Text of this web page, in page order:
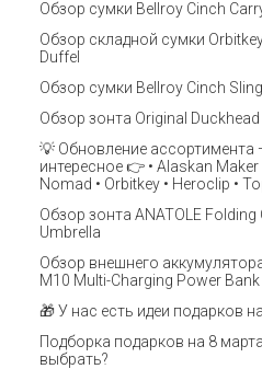
Обзор сумки Bellroy Cinch
Обзор складной сумки
Duffel
Обзор сумки Bellroy Cinch Sling
Обзор зонта Original Duckhead
💡 Обновление ассортимента
интересное 👉 • Alaskan Maker
Nomad • Orbitkey • Heroclip •
Обзор зонта ANATOLE
Umbrella
Обзор внешнего
M10 Multi-Charging Power Bank
🎁 У нас есть идеи подарков
Подборка подарков на 8
выбрать?